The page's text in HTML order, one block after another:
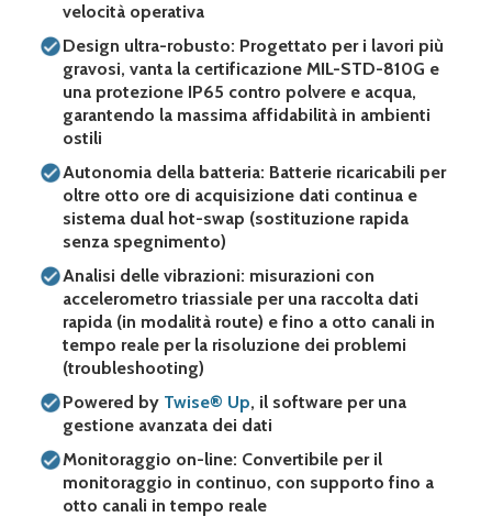
velocità operativa
Design ultra-robusto: Progettato per i lavori più
gravosi, vanta la certificazione MIL-STD-810G e
una protezione IP65 contro polvere e acqua,
garantendo la massima affidabilità in ambienti
ostili
Autonomia della batteria: Batterie ricaricabili per
oltre otto ore di acquisizione dati continua e
sistema dual hot-swap (sostituzione rapida
senza spegnimento)
Analisi delle vibrazioni: misurazioni con
accelerometro triassiale per una raccolta dati
rapida (in modalità route) e fino a otto canali in
tempo reale per la risoluzione dei problemi
(troubleshooting)
Powered by Twise® Up, il software per una
gestione avanzata dei dati
Monitoraggio on-line: Convertibile per il
monitoraggio in continuo, con supporto fino a
otto canali in tempo reale